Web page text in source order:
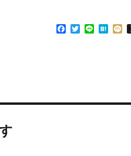
ド
ウ
で
さ
い
(
開
F
T L
H M